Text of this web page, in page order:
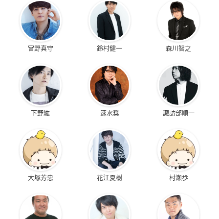
スウェーデン：酒井敬幸
オーストラリア：浅井慶一郎 ほか
※敬称略
宮野真守 鈴村健一 森川智之
下野紘 速水奨 諏訪部順一
大塚芳忠 花江夏樹 村瀬歩